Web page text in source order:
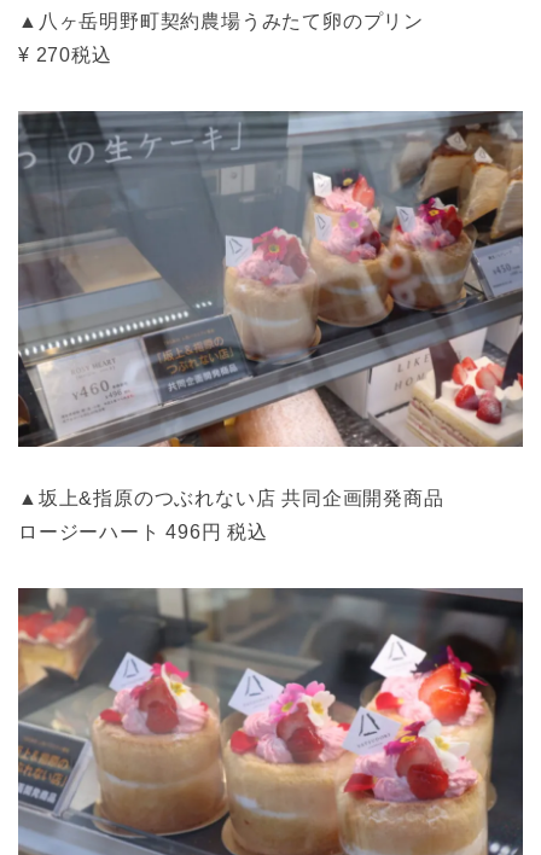
▲八ヶ岳明野町契約農場うみたて卵のプリン
¥ 270税込
▲坂上&指原のつぶれない店 共同企画開発商品
ロージーハート 496円 税込